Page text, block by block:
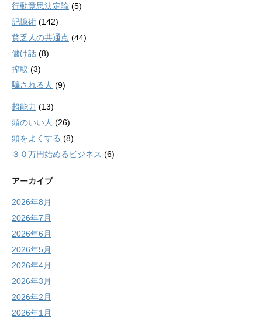
行動意思決定論 (5)
記憶術 (142)
貧乏人の共通点 (44)
儲け話 (8)
搾取 (3)
騙される人 (9)
超能力 (13)
頭のいい人 (26)
頭をよくする (8)
３０万円始めるビジネス (6)
アーカイブ
2026年8月
2026年7月
2026年6月
2026年5月
2026年4月
2026年3月
2026年2月
2026年1月